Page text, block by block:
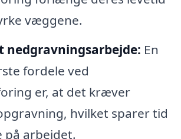
væggene.
nedgravningsarbejde: En
fordele ved
er, at det kræver
hvilket sparer tid
på arbejdet.